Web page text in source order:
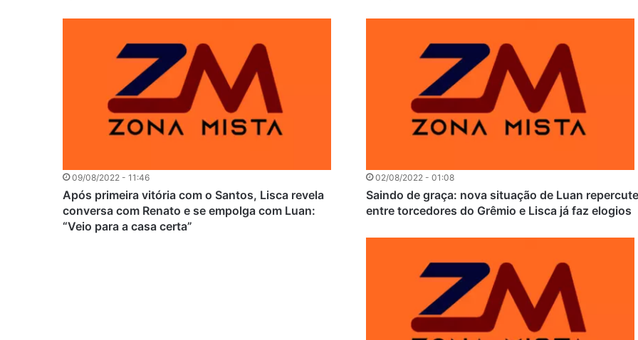
09/08/2022 - 11:46
Após primeira vitória com o Santos, Lisca revela
conversa com Renato e se empolga com Luan:
“Veio para a casa certa”
02/08/2022 - 01:08
Saindo de graça: nova situação de Luan
entre torcedores do Grêmio e Lisca já faz elogios